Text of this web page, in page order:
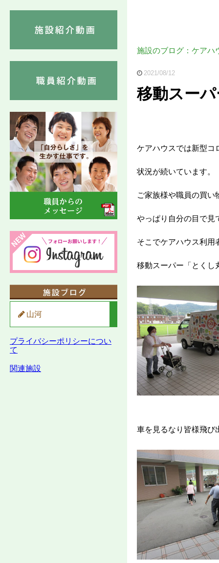
施設のブログ：ケアハ
2021/08/12
移動スー
ケアハウスでは新型コ
状況が続いています。
ご家族様や職員の買い
やっぱり自分の目で見
そこでケアハウス利用
移動スーパー「とくし
車を見るなり皆様飛び
山河
プライバシーポリシーについ
て
関連施設